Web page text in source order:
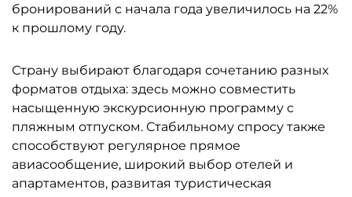
бронирований с начала года увеличилось на 22%
к прошлому году.
Страну выбирают благодаря сочетанию разных
форматов отдыха: здесь можно совместить
насыщенную экскурсионную программу с
пляжным отпуском. Стабильному спросу также
способствуют регулярное прямое
авиасообщение, широкий выбор отелей и
апартаментов, развитая туристическая